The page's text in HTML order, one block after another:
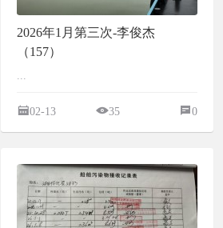
2026年1月第三次-李俊杰
（157）
...
02-13 35 0